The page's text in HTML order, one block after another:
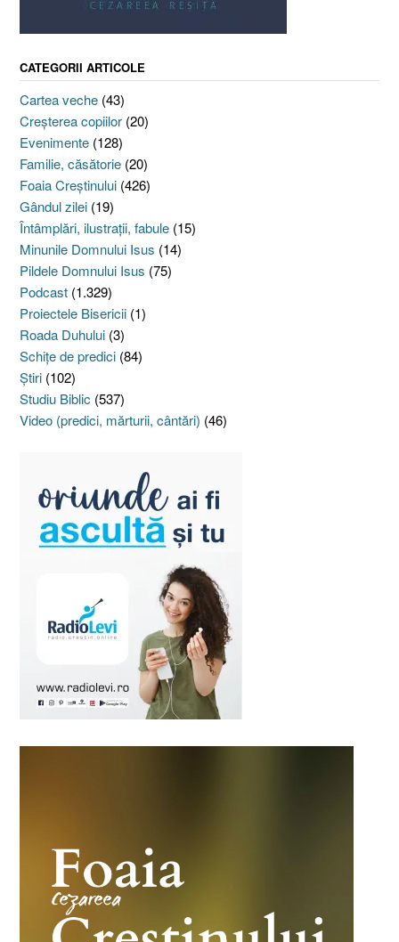
CATEGORII ARTICOLE
Cartea veche (43)
Creşterea copiilor (20)
Evenimente (128)
Familie, căsătorie (20)
Foaia Creştinului (426)
Gândul zilei (19)
Întâmplări, ilustraţii, fabule (15)
Minunile Domnului Isus (14)
Pildele Domnului Isus (75)
Podcast (1.329)
Proiectele Bisericii (1)
Roada Duhului (3)
Schiţe de predici (84)
Ştiri (102)
Studiu Biblic (537)
Video (predici, mărturii, cântări) (46)